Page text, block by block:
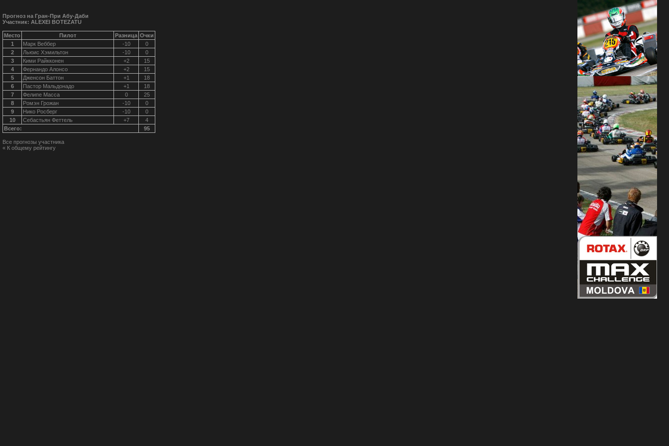
Прогноз на Гран-При Абу-Даби
Участник: ALEXEI BOTEZATU
Место Пилот Разница Очки
1
Марк Веббер -10
0
2
Льюис Хэмильтон -10
0
3
Кими Райкконен +2
15
4
Фернандо Алонсо +2
15
5
Дженсон Баттон +1
18
6
Пастор Мальдонадо +1
18
7
Фелипе Масса 0
25
8
Ромэн Грожан -10
0
9
Нико Росберг -10
0
10
Себастьян Феттель +7
4
Всего:
95
Все прогнозы участника
« К общему рейтингу